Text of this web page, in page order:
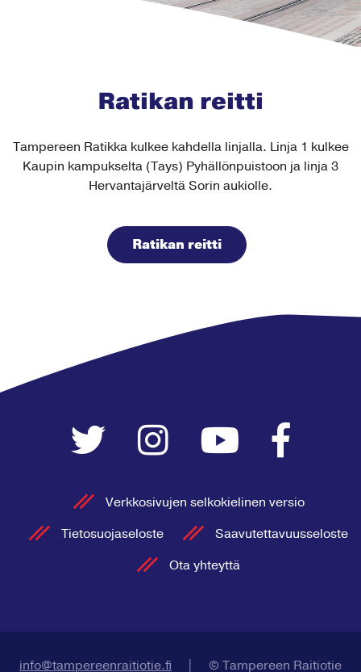
Ratikan reitti
Tampereen Ratikka kulkee kahdella linjalla. Linja 1 kulkee
Kaupin kampukselta (Tays) Pyhällönpuistoon ja linja 3
Hervantajärveltä Sorin aukiolle.
Ratikan reitti
Verkkosivujen selkokielinen versio
Tietosuojaseloste
Saavutettavuusseloste
Ota yhteyttä
info@tampereenraitiotie.fi © Tampereen Raitiotie